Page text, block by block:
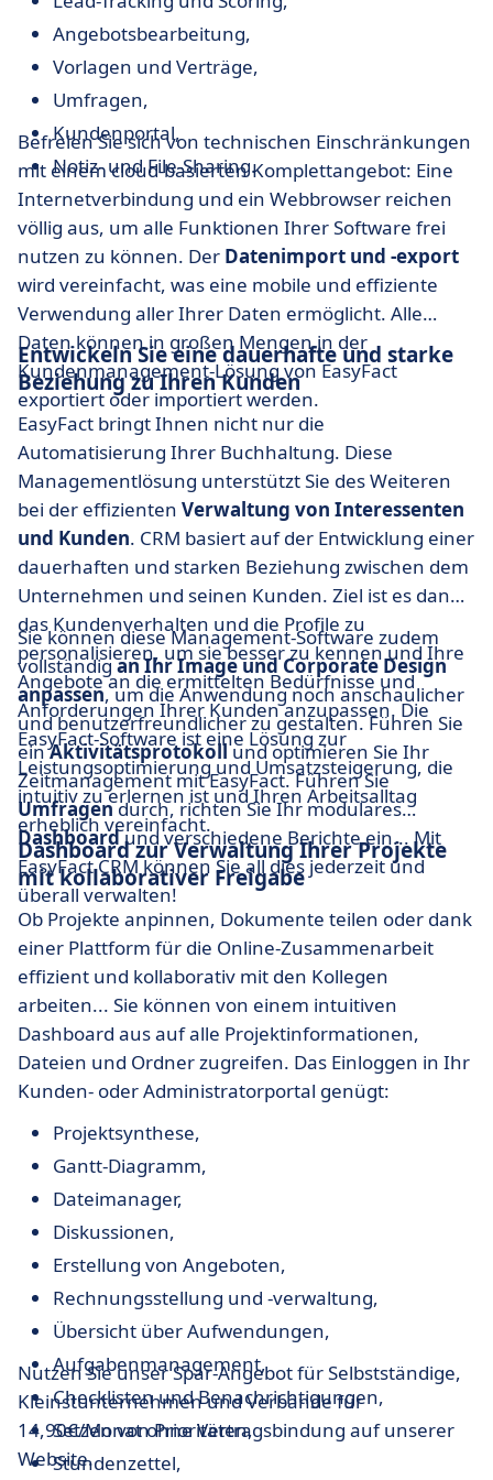
Angebotsbearbeitung,
Vorlagen und Verträge,
Umfragen,
Kundenportal,
Notiz- und File-Sharing.
Befreien Sie sich von technischen Einschränkungen
mit einem cloud-basierten Komplettangebot: Eine
Internetverbindung und ein Webbrowser reichen
völlig aus, um alle Funktionen Ihrer Software frei
nutzen zu können. Der Datenimport und -export
wird vereinfacht, was eine mobile und effiziente
Verwendung aller Ihrer Daten ermöglicht. Alle
Daten können in großen Mengen in der
Kundenmanagement-Lösung von EasyFact
exportiert oder importiert werden.
Entwickeln Sie eine dauerhafte und starke
Beziehung zu Ihren Kunden
EasyFact bringt Ihnen nicht nur die
Automatisierung Ihrer Buchhaltung. Diese
Managementlösung unterstützt Sie des Weiteren
bei der effizienten Verwaltung von Interessenten
und Kunden. CRM basiert auf der Entwicklung einer
dauerhaften und starken Beziehung zwischen dem
Unternehmen und seinen Kunden. Ziel ist es dann,
das Kundenverhalten und die Profile zu
personalisieren, um sie besser zu kennen und Ihre
Angebote an die ermittelten Bedürfnisse und
Anforderungen Ihrer Kunden anzupassen. Die
EasyFact-Software ist eine Lösung zur
Leistungsoptimierung und Umsatzsteigerung, die
intuitiv zu erlernen ist und Ihren Arbeitsalltag
erheblich vereinfacht.
Sie können diese Management-Software zudem
vollständigan Ihr Image und Corporate Design
anpassen, um die Anwendung noch anschaulicher
und benutzerfreundlicher zu gestalten. Führen Sie
einAktivitätsprotokollund optimieren Sie Ihr
Zeitmanagement mit EasyFact. Führen Sie
Umfragendurch, richten Sie Ihr modulares
Dashboardund verschiedene Berichte ein... Mit
EasyFact CRM können Sie all dies jederzeit und
überall verwalten!
Dashboard zur Verwaltung Ihrer Projekte
mit kollaborativer Freigabe
Ob Projekte anpinnen, Dokumente teilen oder dank
einer Plattform für die Online-Zusammenarbeit
effizient und kollaborativ mit den Kollegen
arbeiten... Sie können von einem intuitiven
Dashboard aus auf alle Projektinformationen,
Dateien und Ordner zugreifen. Das Einloggen in Ihr
Kunden- oder Administratorportal genügt:
Projektsynthese,
Gantt-Diagramm,
Dateimanager,
Diskussionen,
Erstellung von Angeboten,
Rechnungsstellung und -verwaltung,
Übersicht über Aufwendungen,
Aufgabenmanagement,
Checklisten und Benachrichtigungen,
Setzen von Prioritäten,
Stundenzettel,
Nutzen Sie unser Spar-Angebot für Selbstständige,
Kleinstunternehmen und Verbände für
14,90€/Monat ohne Vertragsbindung auf unserer
Website.